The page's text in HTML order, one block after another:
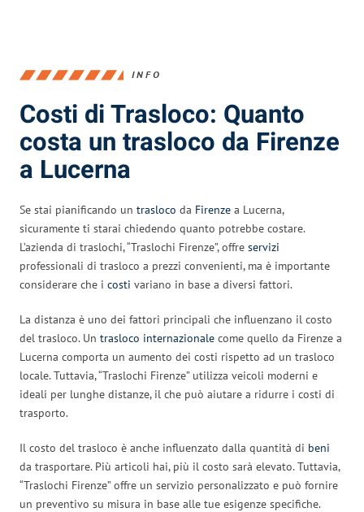
INFO
Costi di Trasloco: Quanto
costa un trasloco da Firenze
a Lucerna
Se stai pianificando un trasloco da Firenze a Lucerna,
sicuramente ti starai chiedendo quanto potrebbe costare.
L’azienda di traslochi, “Traslochi Firenze”, offre servizi
professionali di trasloco a prezzi convenienti, ma è importante
considerare che i costi variano in base a diversi fattori.
La distanza è uno dei fattori principali che influenzano il costo
del trasloco. Un trasloco internazionale come quello da Firenze a
Lucerna comporta un aumento dei costi rispetto ad un trasloco
locale. Tuttavia, “Traslochi Firenze” utilizza veicoli moderni e
ideali per lunghe distanze, il che può aiutare a ridurre i costi di
trasporto.
Il costo del trasloco è anche influenzato dalla quantità di beni
da trasportare. Più articoli hai, più il costo sarà elevato. Tuttavia,
“Traslochi Firenze” offre un servizio personalizzato e può fornire
un preventivo su misura in base alle tue esigenze specifiche.